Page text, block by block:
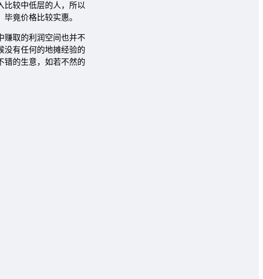
比较中低层的人，所以
竟价格比较实惠。
赚取的利润空间也并不
没有任何的地摊经验的
错的生意，如若不然的